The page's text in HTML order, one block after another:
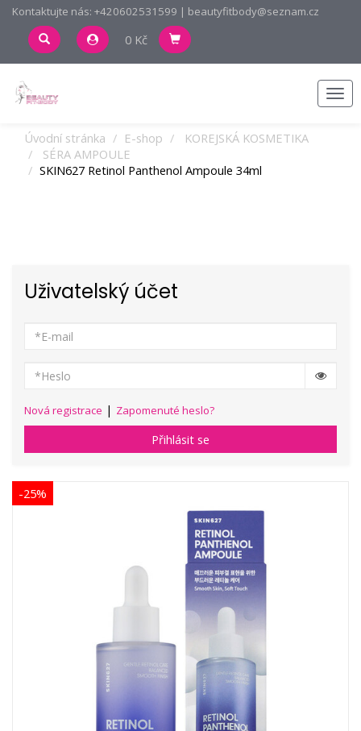
Kontaktujte nás: +420602531599 | beautyfitbody@seznam.cz
0 Kč
Úvodní stránka E-shop
KOREJSKÁ KOSMETIKA
SÉRA AMPOULE
SKIN627 Retinol Panthenol Ampoule 34ml
Uživatelský účet
Nová registrace | Zapomenuté heslo?
Přihlásit se
-25%